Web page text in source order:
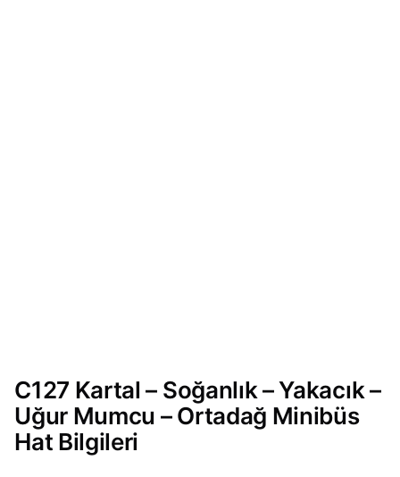
C127 Kartal – Soğanlık – Yakacık –
Uğur Mumcu – Ortadağ Minibüs
Hat Bilgileri